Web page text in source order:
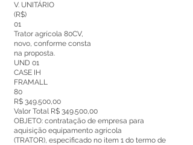
V. UNITÁRIO
(R$)
01
Trator agrícola 80CV,
novo, conforme consta
na proposta.
UND 01
CASE IH
FRAMALL
80
R$ 349.500,00
Valor Total R$ 349.500,00
OBJETO: contratação de empresa para
aquisição equipamento agrícola
(TRATOR), especificado no item 1 do termo de